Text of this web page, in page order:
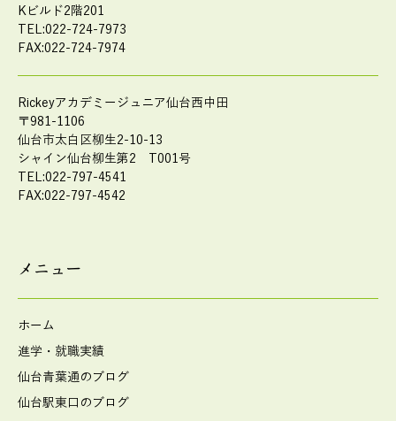
Kビルド2階201
TEL:022-724-7973
FAX:022-724-7974
Rickeyアカデミージュニア仙台西中田
〒981-1106
仙台市太白区柳生2-10-13
シャイン仙台柳生第2 T001号
TEL:022-797-4541
FAX:022-797-4542
メニュー
ホーム
進学・就職実績
仙台青葉通のブログ
仙台駅東口のブログ